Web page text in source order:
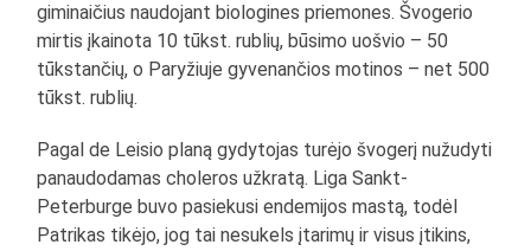
giminaičius naudojant biologines priemones. Švogerio
mirtis įkainota 10 tūkst. rublių, būsimo uošvio – 50
tūkstančių, o Paryžiuje gyvenančios motinos – net 500
tūkst. rublių.
Pagal de Leisio planą gydytojas turėjo švogerį nužudyti
panaudodamas choleros užkratą. Liga Sankt-
Peterburge buvo pasiekusi endemijos mastą, todėl
Patrikas tikėjo, jog tai nesukels įtarimų ir visus įtikins,